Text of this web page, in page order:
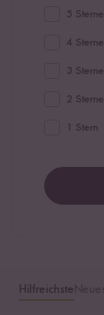
5 Sterne
4 Sterne
3 Sterne
2 Sterne
1 Stern
Hilfreichste